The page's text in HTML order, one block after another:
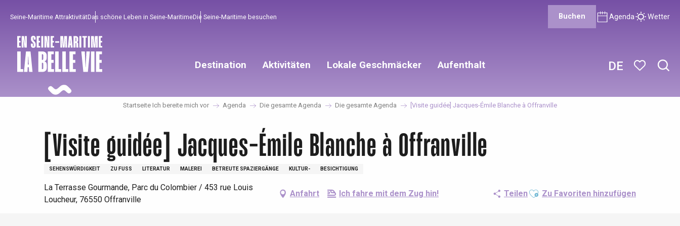
principal
DE
Seine-Maritime AttraktivitätDas schöne Leben in Seine-MaritimeDie Seine-Maritime besuchen Buchen Agenda Wetter
Destination Aktivitäten
Um zu profitieren
Lokale Geschmäcker
Unumgänglich
Aufenthalt
Gut aus der Heimat !
Startseite Ich bereite mich vor Agenda Die gesamte Agenda Die gesamte Agenda [Visite guidée] Jacques-Émile Blanche à Offranville
[Visite guidée] Jacques-Émile Blanche à Offranville
SEHENSWÜRDIGKEIT ZU FUSS LITERATUR MALEREI BETREUTE SPAZIERGÄNGE KULTUR- BESICHTIGUNG
La Terrasse Gourmande, Parc du Colombier / 453 rue Louis
Loucheur, 76550 Offranville
Anfahrt Ich fahre mit dem Zug hin! TeilenAjouter aux favoris
Zu Favoriten hinzufügen